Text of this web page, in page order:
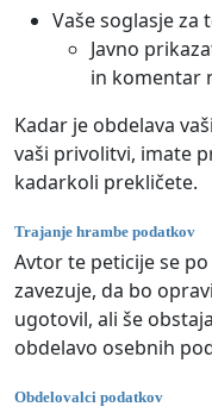
Vaše soglasje za
Javno
in komentar
Kadar je obdelava
vaši privolitvi, imate
kadarkoli prekličete.
Trajanje hrambe podatkov
Avtor te peticije se
zavezuje, da bo
ugotovil, ali še
obdelavo osebnih
Obdelovalci podatkov